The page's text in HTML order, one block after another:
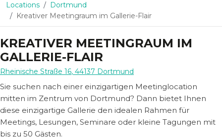
Locations
Dortmund
Kreativer Meetingraum im Gallerie-Flair
KREATIVER MEETINGRAUM IM
GALLERIE-FLAIR
Rheinische Straße 16, 44137 Dortmund
Sie suchen nach einer einzigartigen Meetinglocation
mitten im Zentrum von Dortmund? Dann bietet Ihnen
diese einzigartige Gallerie den idealen Rahmen für
Meetings, Lesungen, Seminare oder kleine Tagungen mit
bis zu 50 Gästen.